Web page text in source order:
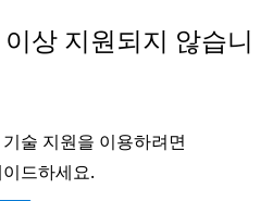
상 지원되지 않습니
술 지원을 이용하려면
드하세요.